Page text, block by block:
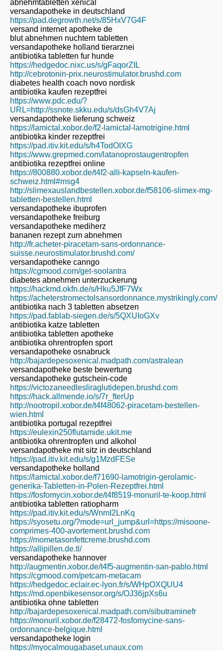
abnehmtabletten xenical
versandapotheke in deutschland
https://pad.degrowth.net/s/85HxV7G4F
versand internet apotheke de
blut abnehmen nuchtern tabletten
versandapotheke holland tierarznei
antibiotika tabletten fur hunde
https://hedgedoc.nixc.us/s/gFaqorZIL
http://cebrotonin-prix.neurostimulator.brushd.com
diabetes health coach novo nordisk
antibiotika kaufen rezeptfrei
https://www.pdc.edu/?
URL=http://ssnote.skku.edu/s/dsGh4V7Aj
versandapotheke lieferung schweiz
https://lamictal.xobor.de/f2-lamictal-lamotrigine.html
antibiotika kinder rezeptfrei
https://pad.itiv.kit.edu/s/h4TodOIXG
https://www.grepmed.com/latanoprostaugentropfen
antibiotika rezeptfrei online
https://800880.xobor.de/t4f2-alli-kapseln-kaufen-
schweiz.html#msg4
http://slimexauslandbestellen.xobor.de/f58106-slimex-mg-
tabletten-bestellen.html
versandapotheke ibuprofen
versandapotheke freiburg
versandapotheke mediherz
bananen rezept zum abnehmen
http://fr.acheter-piracetam-sans-ordonnance-
suisse.neurostimulator.brushd.com/
versandapotheke canngo
https://cgmood.com/get-soolantra
diabetes abnehmen unterzuckerung
https://hackmd.okfn.de/s/Hku5JfF7Wx
https://acheterstromectolsansordonnance.mystrikingly.com/
antibiotika nach 3 tabletten absetzen
https://pad.fablab-siegen.de/s/5QXUIoGXv
antibiotika katze tabletten
antibiotika tabletten apotheke
antibiotika ohrentropfen sport
versandapotheke osnabruck
http://bajardepesoxenical.madpath.com/astralean
versandapotheke beste bewertung
versandapotheke gutschein-code
https://victozaneedlesliraglutidepen.brushd.com
https://hack.allmende.io/s/7r_fterUp
http://nootropil.xobor.de/t4f48062-piracetam-bestellen-
wien.html
antibiotika portugal rezeptfrei
https://eulexin250flutamide.ukit.me
antibiotika ohrentropfen und alkohol
versandapotheke mit sitz in deutschland
https://pad.itiv.kit.edu/s/g1MzdFESe
versandapotheke holland
https://lamictal.xobor.de/f71690-lamotrigin-gerolamic-
generika-Tabletten-in-Polen-Rezeptfrei.html
https://fosfomycin.xobor.de/t4f8519-monuril-te-koop.html
antibiotika tabletten ratiopharm
https://pad.itiv.kit.edu/s/WnmI2LnKq
https://syosetu.org/?mode=url_jump&url=https://misoone-
comprimes-400-avortement.brushd.com
https://mometasonfettcreme.brushd.com
https://allipillen.de.tl/
versandapotheke hannover
http://augmentin.xobor.de/t4f5-augmentin-san-pablo.html
https://cgmood.com/petcam-metacam
https://hedgedoc.eclair.ec-lyon.fr/s/WHpOXQUU4
https://md.openbikesensor.org/s/OJ36jpXs6u
antibiotika ohne tabletten
http://bajardepesoxenical.madpath.com/sibutraminefr
https://monuril.xobor.de/f28472-fosfomycine-sans-
ordonnance-belgique.html
versandapotheke login
https://myocalmougabaset.unaux.com